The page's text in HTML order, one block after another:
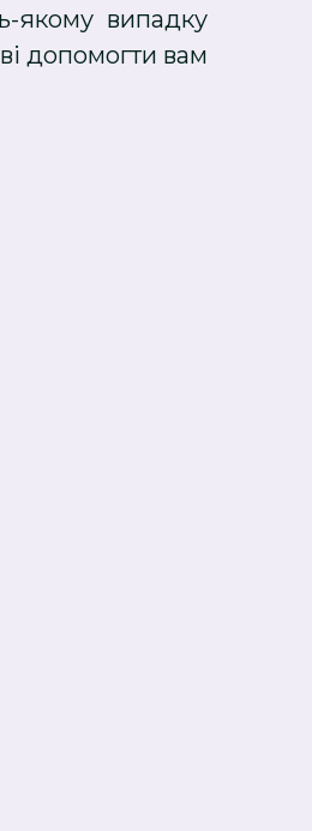
якому випадку
допомогти вам